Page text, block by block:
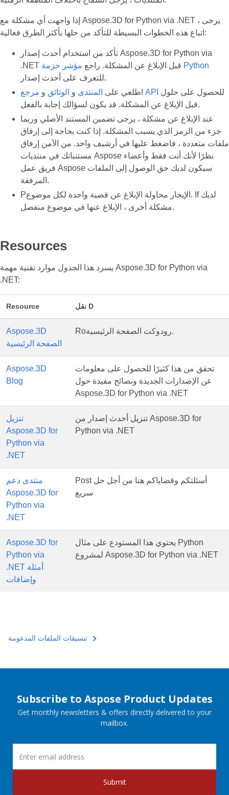
إذا واجهت أي مشكلة مع Aspose.3D for Python via .NET ، يرجى
اتباع هذه الخطوات البسيطة للتأكد من حلها بأكثر الطرق فعالية:
تأكد من استخدام أحدث إصدار Aspose.3D for Python via
.NET قبل الإبلاغ عن المشكلة. راجع مؤشر حزمة Python
للتعرف على أحدث إصدار.
اطلعي على المنتدى و الوثائق و مرجع API
قبل الإبلاغ عن المشكلة. قد يكون لسؤالك إجابة بالفعل.
عند الإبلاغ عن مشكلة ، يرجى تضمين المستند الأصلي وربما
جزء من الرمز الذي يسبب المشكلة. إذا كنت بحاجة إلى إرفاق
ملفات متعددة ، فاضغط عليها في أرشيف واحد. من الآمن إرفاق
مستنباتك في منتديات Aspose نظرًا لأنك أنت فقط وأعضاء
فريق عمل Aspose سيكون لديك حق الوصول إلى الملفات
المرفقة.
Pالإيجار محاولة الإبلاغ عن قضية واحدة لكل موضوع. If لديك
مشكلة أخرى ، الإبلاغ عنها في موضوع منفصل.
Resources
يسرد هذا الجدول موارد تقنية مهمة Aspose.3D for Python via
.NET:
Resource نقل D
Aspose.3D
الصفحة الرئيسية
Roرودوكت الصفحة الرئيسية.
Aspose.3D
Blog
تحقق من هذا كثيرًا للحصول على معلومات
عن الإصدارات الجديدة ونصائح مفيدة حول
Aspose.3D for Python via .NET
تنزيل
Aspose.3D for
Python via
.NET
تنزيل أحدث إصدار من Aspose.3D for
Python via .NET
منتدى دعم
Aspose.3D for
Python via
.NET
Post أسئلتكم وقضاياكم هنا من أجل حل
سريع
Aspose.3D for
Python via
.NET أمثلة
وإضافات
يحتوي هذا المستودع على مثال Python
لمشروع Aspose.3D for Python via .NET
تنسيقات الملفات المدعومة
Subscribe to Aspose Product Updates
Get monthly newsletters & offers directly delivered to your
mailbox.
Submit